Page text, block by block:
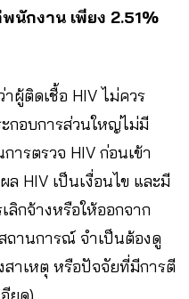
นักงาน เพียง 2.51%
ผู้ติดเชื้อ HIV ไม่ควร
กอบการส่วนใหญ่ไม่มี
ารตรวจ HIV ก่อนเข้า
HIV เป็นเงื่อนไข และมี
ลิกจ้างหรือให้ออกจาก
ถานการณ์ จำเป็นต้องดู
สาเหตุ หรือปัจจัยที่มีการตี
ยด)